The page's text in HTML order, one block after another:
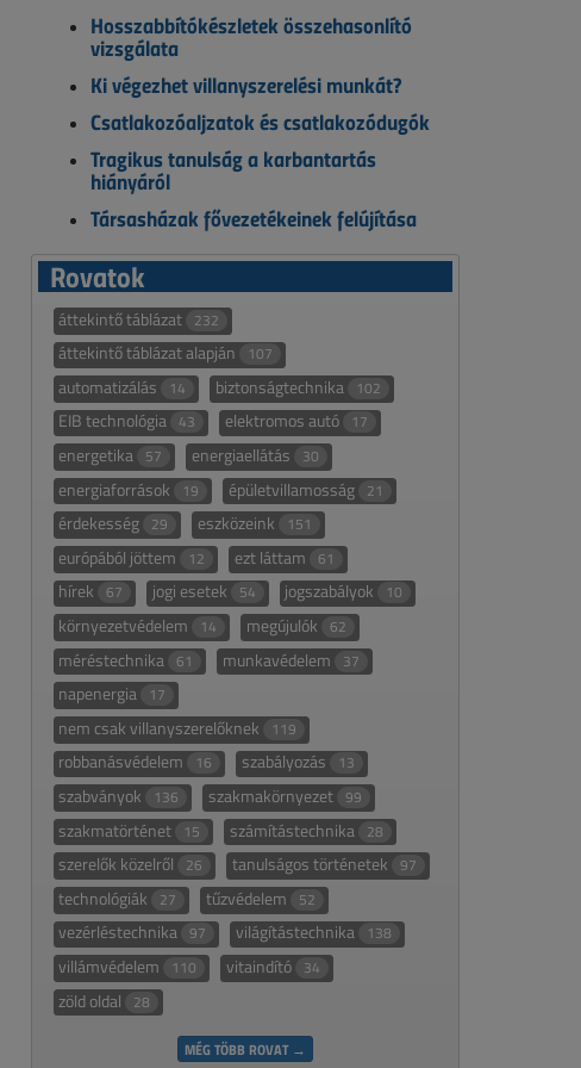
Hosszabbítókészletek összehasonlító
vizsgálata
Ki végezhet villanyszerelési munkát?
Csatlakozóaljzatok és csatlakozódugók
Tragikus tanulság a karbantartás
hiányáról
Társasházak fővezetékeinek felújítása
Rovatok
áttekintő táblázat 232
áttekintő táblázat alapján 107
automatizálás 14 biztonságtechnika 102
EIB technológia 43 elektromos autó 17
energetika 57 energiaellátás 30
energiaforrások 19 épületvillamosság 21
érdekesség 29 eszközeink 151
európából jöttem 12 ezt láttam 61
hírek 67 jogi esetek 54 jogszabályok 10
környezetvédelem 14 megújulók 62
méréstechnika 61 munkavédelem 37
napenergia 17
nem csak villanyszerelőknek 119
robbanásvédelem 16 szabályozás 13
szabványok 136 szakmakörnyezet 99
szakmatörténet 15 számítástechnika 28
szerelők közelről 26 tanulságos történetek 97
technológiák 27 tűzvédelem 52
vezérléstechnika 97 világítástechnika 138
villámvédelem 110 vitaindító 34
zöld oldal 28
MÉG TÖBB ROVAT →